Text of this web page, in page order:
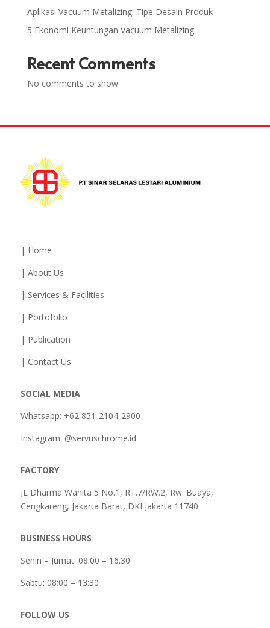
Aplikasi Vacuum Metalizing: Tipe Desain Produk
5 Ekonomi Keuntungan Vacuum Metalizing
Recent Comments
No comments to show.
| Home
| About Us
| Services & Facilities
| Portofolio
| Publication
| Contact Us
SOCIAL MEDIA
Whatsapp: +62 851-2104-2900
Instagram: @servuschrome.id
FACTORY
JL Dharma Wanita 5 No.1, RT.7/RW.2, Rw. Buaya,
Cengkareng, Jakarta Barat, DKI Jakarta 11740
BUSINESS HOURS
Senin – Jumat: 08.00 – 16.30
Sabtu: 08:00 – 13:30
FOLLOW US